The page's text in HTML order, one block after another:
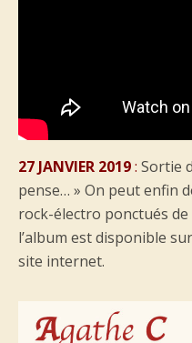
27 JANVIER 2019: Sortie
pense… » On peut enfin
rock-électro ponctués de
l’album est disponible
site internet.